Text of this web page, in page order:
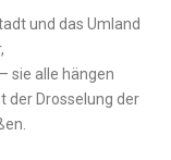
und das Umland
sie alle hängen
der Drosselung der